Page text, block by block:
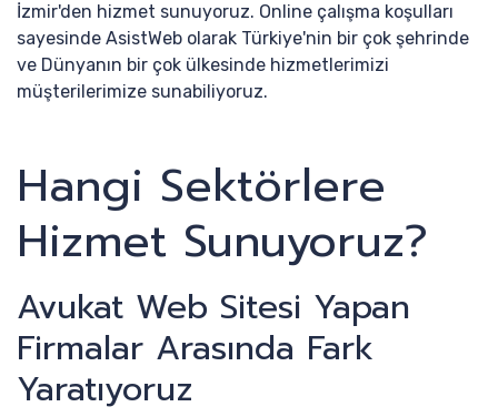
İzmir'den hizmet sunuyoruz. Online çalışma koşulları
sayesinde AsistWeb olarak Türkiye'nin bir çok şehrinde
ve Dünyanın bir çok ülkesinde hizmetlerimizi
müşterilerimize sunabiliyoruz.
Hangi Sektörlere
Hizmet Sunuyoruz?
Avukat Web Sitesi Yapan
Firmalar Arasında Fark
Yaratıyoruz